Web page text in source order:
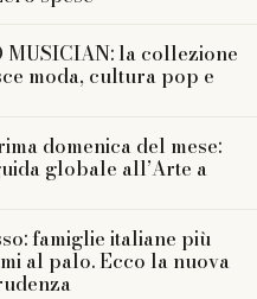
MUSICIAN: la collezione
moda, cultura pop e
domenica del mese:
globale all’Arte a
famiglie italiane più
al palo. Ecco la nuova